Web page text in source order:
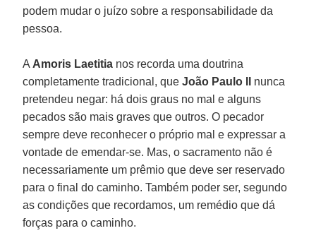
podem mudar o juízo sobre a responsabilidade da
pessoa.
A Amoris Laetitia nos recorda uma doutrina
completamente tradicional, queJoão Paulo II
nunca
pretendeu negar: há dois graus no mal e alguns
pecados são mais graves que outros. O pecador
sempre deve reconhecer o próprio mal e expressar a
vontade de emendar-se. Mas, o sacramento não é
necessariamente um prêmio que deve ser reservado
para o final do caminho. Também poder ser, segundo
as condições que recordamos, um remédio que dá
forças para o caminho.